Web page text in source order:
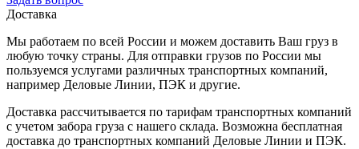
Доставка
Мы работаем по всей России и можем доставить Ваш груз в
любую точку страны. Для отправки грузов по России мы
пользуемся услугами различных транспортных компаний,
например Деловые Линии, ПЭК и другие.
Доставка рассчитывается по тарифам транспортных компаний
с учетом забора груза с нашего склада. Возможна бесплатная
доставка до транспортных компаний Деловые Линии и ПЭК.